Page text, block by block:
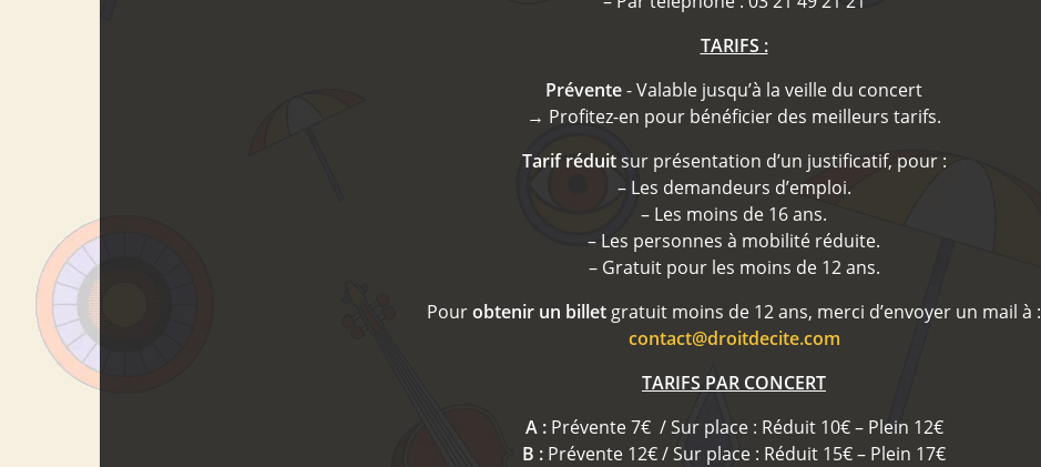
TARIFS :
Prévente- Valable jusqu’à la veille du concert
→ Profitez-en pour bénéficier des meilleurs tarifs.
Tarif réduitsur présentation d’un justificatif, pour :
– Les demandeurs d’emploi.
– Les moins de 16 ans.
– Les personnes à mobilité réduite.
– Gratuit pour les moins de 12 ans.
Pourobtenir un billet gratuit moins de 12 ans, merci d’envoyer un mail à :
contact@droitdecite.com
TARIFS PAR CONCERT
A :Prévente 7€ / Sur place : Réduit 10€ – Plein 12€
B : Prévente 12€ / Sur place : Réduit 15€ – Plein 17€